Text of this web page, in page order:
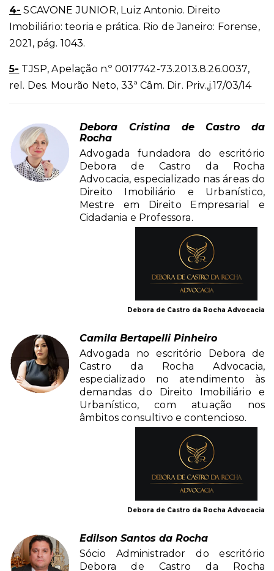
4- SCAVONE JUNIOR, Luiz Antonio. Direito
Imobiliário: teoria e prática. Rio de Janeiro: Forense,
2021, pág. 1043.
5- TJSP, Apelação n.º 0017742-73.2013.8.26.0037,
rel. Des. Mourão Neto, 33ª Câm. Dir. Priv.,j.17/03/14
Debora Cristina de Castro da
Rocha
Advogada fundadora do escritório
Debora de Castro da Rocha
Advocacia, especializado nas áreas do
Direito Imobiliário e Urbanístico,
Mestre em Direito Empresarial e
Cidadania e Professora.
Debora de Castro da Rocha Advocacia
Camila Bertapelli Pinheiro
Advogada no escritório Debora de
Castro da Rocha Advocacia,
especializado no atendimento às
demandas do Direito Imobiliário e
Urbanístico, com atuação nos
âmbitos consultivo e contencioso.
Debora de Castro da Rocha Advocacia
Edilson Santos da Rocha
Sócio Administrador do escritório
Debora de Castro da Rocha